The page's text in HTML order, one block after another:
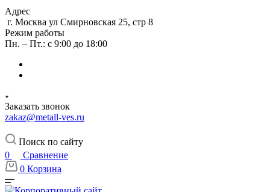
Адрес
г. Москва ул Смирновская 25, стр 8
Режим работы
Пн. – Пт.: с 9:00 до 18:00
Заказать звонок
zakaz@metall-ves.ru
Поиск по сайту
0
Сравнение
0 Корзина